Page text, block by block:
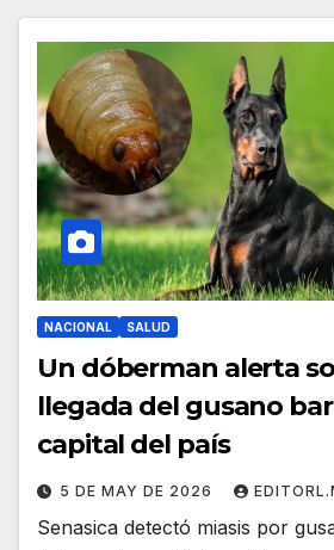
NACIONAL SALUD
Un dóberman alerta
llegada del gusano
capital del país
5 DE MAY DE 2026
Senasica detectó miasis por